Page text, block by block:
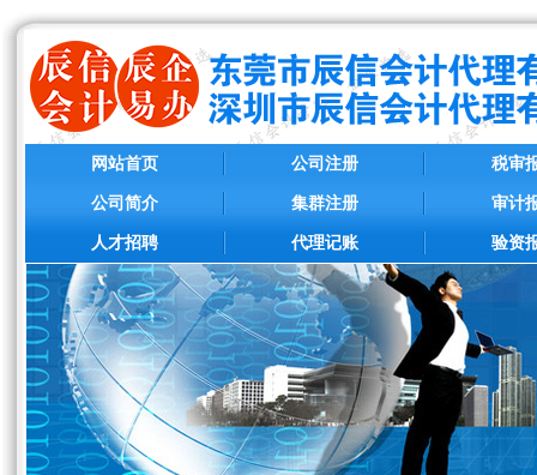
网站首页
公司简介
人才招聘
公司注册
集群注册
代理记账
税审
审计
验资